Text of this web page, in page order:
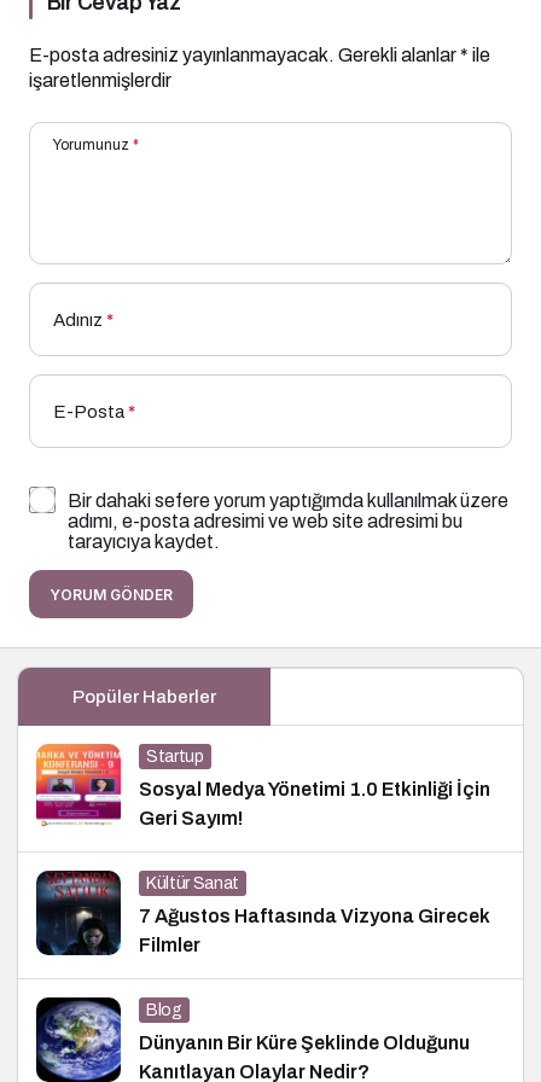
E-posta adresiniz yayınlanmayacak. Gerekli alanlar* ile
işaretlenmişlerdir
Yorumunuz *
Adınız *
E-Posta*
Bir dahaki sefere yorum yaptığımda kullanılmak üzere
adımı, e-posta adresimi ve web site adresimi bu
tarayıcıya kaydet.
YORUM GÖNDER
Popüler Haberler
Startup
Sosyal Medya Yönetimi 1.0 Etkinliği İçin
Geri Sayım!
Kültür Sanat
7 Ağustos Haftasında Vizyona Girecek
Filmler
Blog
Dünyanın Bir Küre Şeklinde Olduğunu
Kanıtlayan Olaylar Nedir?